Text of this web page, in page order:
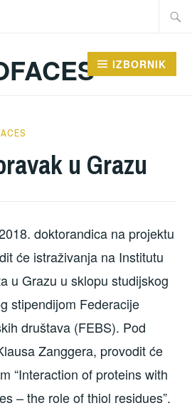
Traži:
IZBORNIK
u Grazu
doktorandica na projektu
će istraživanja na Institutu
u Grazu u sklopu studijskog
stipendijom Federacije
društava (FEBS). Pod
Zanggera, provodit će
“Interaction of proteins with
– the role of thiol residues”.